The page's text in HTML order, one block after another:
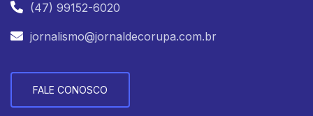
(47) 99152-6020
jornalismo@jornaldecorupa.com.br
FALE CONOSCO